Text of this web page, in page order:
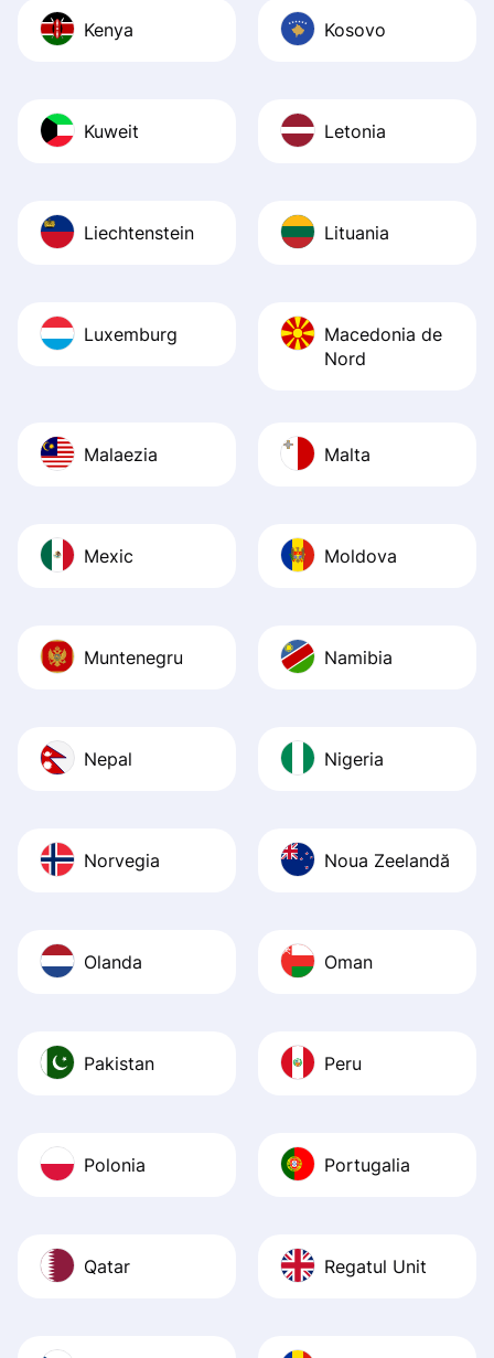
Kenya Kosovo
Kuweit Letonia
Liechtenstein Lituania
Luxemburg
Macedonia de
Nord
Malaezia Malta
Mexic Moldova
Muntenegru Namibia
Nepal Nigeria
Norvegia Noua Zeelandă
Olanda Oman
Pakistan Peru
Polonia Portugalia
Qatar Regatul Unit